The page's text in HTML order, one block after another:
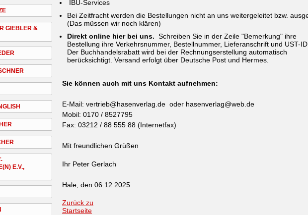
GIEBLER &
E.V.,
IBU-Services
Bei Zeitfracht werden die Bestellungen nicht an uns weitergeleitet bzw.
(Das müssen wir noch klären)
Direkt online hier bei uns. Schreiben Sie in der Zeile "Bemerkung" ihre
Bestellung ihre Verkehrsnummer, Bestellnummer, Lieferanschrift und UST-ID
Der Buchhandelsrabatt wird bei der Rechnungserstellung automatisch
berücksichtigt. Versand erfolgt über Deutsche Post und Hermes.
Sie können auch mit uns Kontakt aufnehmen:
E-Mail: vertrieb@hasenverlag.de oder hasenverlag@web.de
Mobil: 0170 / 8527795
Fax: 03212 / 88 555 88 (Internetfax)
Mit freundlichen Grüßen
Ihr Peter Gerlach
Hale, den 06.12.2025
Zurück zu
Startseite